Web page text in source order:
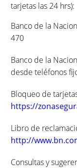
tarjetas las 24 hrs):
Banco de la
470
Banco de la
desde teléfonos
Bloqueo de
https://
Libro de
http://
Consultas y